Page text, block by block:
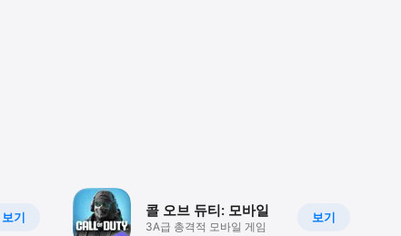
보기 보기
콜 오브 듀티: 모바일
3A급 총격적 모바일 게임